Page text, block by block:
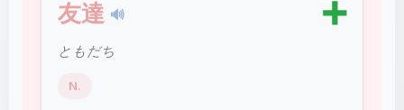
友達 🔊 ➕
ともだち
N.